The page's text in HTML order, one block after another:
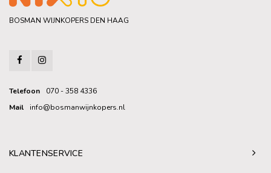
BOSMAN WIJNKOPERS DEN HAAG
Telefoon
070 - 358 4336
Mail
info@bosmanwijnkopers.nl
KLANTENSERVICE